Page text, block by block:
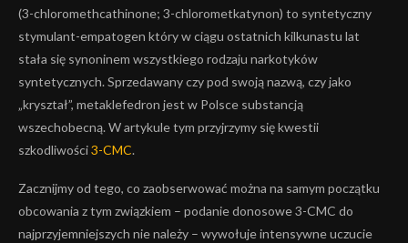
(3-chloromethcathinone; 3-chlorometkatynon) to syntetyczny
stymulant-empatogen który w ciągu ostatnich kilkunastu lat
stała się synoninem wszystkiego rodzaju narkotyków
syntetycznych. Sprzedawany czy pod swoją nazwą, czy jako
„kryształ”, metaklefedron jest w Polsce substancją
wszechobecną. W artykule tym przyjrzymy się kwestii
szkodliwości3-CMC.
Zacznijmy od tego, co zaobserwować można na samym początku
obcowania z tym związkiem – podanie donosowe 3-CMC do
najprzyjemniejszych nie należy – wywołuje intensywne uczucie